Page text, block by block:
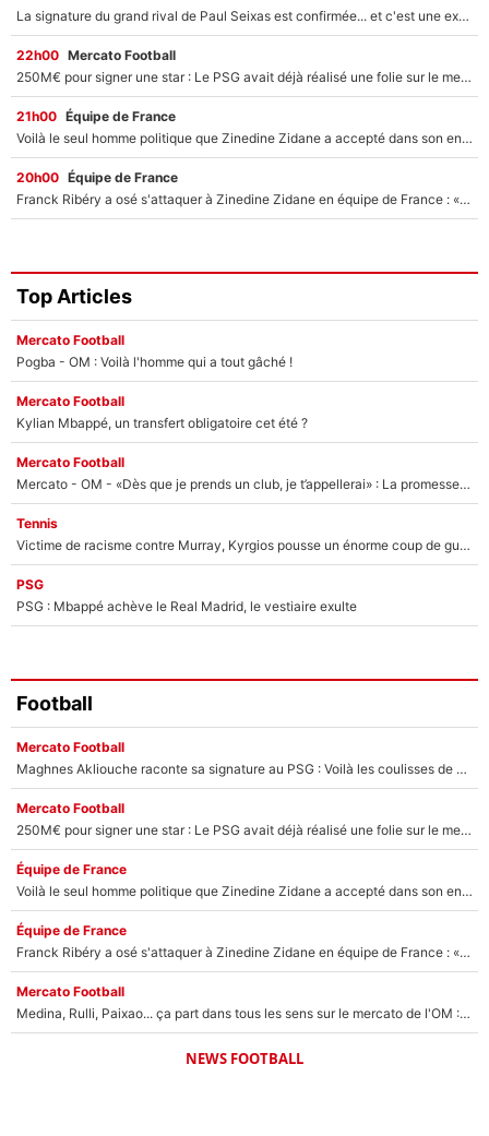
La signature du grand rival de Paul Seixas est confirmée... et c'est une excellente nouvelle pour l'équipe Decathlon-CMA CGM !
22h00 Mercato Football
250M€ pour signer une star : Le PSG avait déjà réalisé une folie sur le mercato bien avant Neymar !
21h00 Équipe de France
Voilà le seul homme politique que Zinedine Zidane a accepté dans son entourage : «Je garde un très bon souvenir de lui»
20h00 Équipe de France
Franck Ribéry a osé s'attaquer à Zinedine Zidane en équipe de France : «Je n'aurais jamais fait ça»
Top Articles
Mercato Football
Pogba - OM : Voilà l'homme qui a tout gâché !
Mercato Football
Kylian Mbappé, un transfert obligatoire cet été ?
Mercato Football
Mercato - OM - «Dès que je prends un club, je t’appellerai» : La promesse de Marcelino au moment de claquer la porte
Tennis
Victime de racisme contre Murray, Kyrgios pousse un énorme coup de gueule !
PSG
PSG : Mbappé achève le Real Madrid, le vestiaire exulte
Football
Mercato Football
Maghnes Akliouche raconte sa signature au PSG : Voilà les coulisses de son transfert de rêve à 50M€
Mercato Football
250M€ pour signer une star : Le PSG avait déjà réalisé une folie sur le mercato bien avant Neymar !
Équipe de France
Voilà le seul homme politique que Zinedine Zidane a accepté dans son entourage : «Je garde un très bon souvenir de lui»
Équipe de France
Franck Ribéry a osé s'attaquer à Zinedine Zidane en équipe de France : «Je n'aurais jamais fait ça»
Mercato Football
Medina, Rulli, Paixao... ça part dans tous les sens sur le mercato de l'OM : Frank McCourt va enfin récupérer l'argent qu'il attend ?
NEWS FOOTBALL